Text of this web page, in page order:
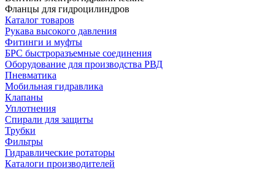
Фланцы для гидроцилиндров
Каталог товаров
Рукава высокого давления
Фитинги и муфты
БРС быстроразъемные соединения
Оборудование для производства РВД
Пневматика
Мобильная гидравлика
Клапаны
Уплотнения
Спирали для защиты
Трубки
Фильтры
Гидравлические ротаторы
Каталоги производителей